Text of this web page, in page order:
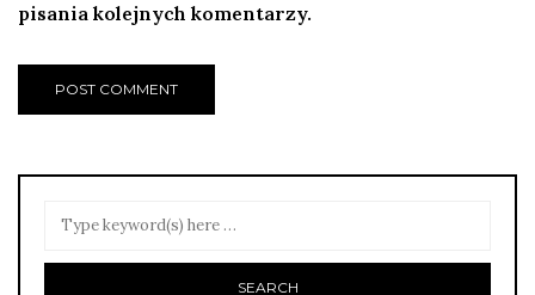
pisania kolejnych komentarzy.